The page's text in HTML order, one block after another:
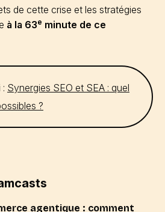
de cette crise et les stratégies
à la 63e minute de ce
Synergies SEO et SEA : quel
?
agentique : comment